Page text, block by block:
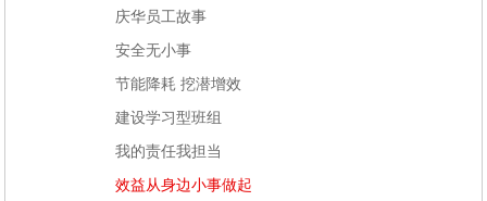
庆华员工故事
安全无小事
节能降耗 挖潜增效
建设学习型班组
我的责任我担当
效益从身边小事做起